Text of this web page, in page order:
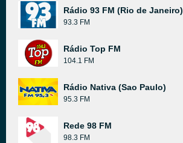
Rádio 93 FM (Rio de Janeiro)
93.3 FM
Rádio Top FM
104.1 FM
Rádio Nativa (Sao Paulo)
95.3 FM
Rede 98 FM
98.3 FM